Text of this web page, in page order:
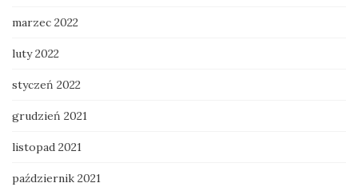
marzec 2022
luty 2022
styczeń 2022
grudzień 2021
listopad 2021
październik 2021